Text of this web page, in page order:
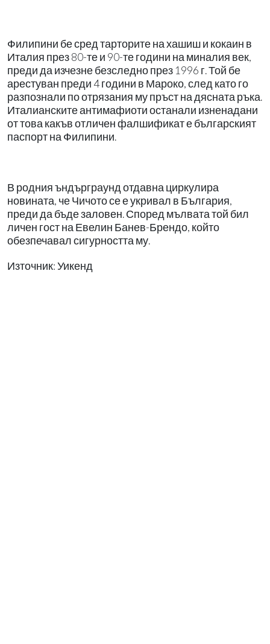
Филипини бе сред тарторите на хашиш и кокаин в
Италия през 80-те и 90-те години на миналия век,
преди да изчезне безследно през 1996 г. Той бе
арестуван преди 4 години в Мароко, след като го
разпознали по отрязания му пръст на дясната ръка.
Италианските антимафиоти останали изненадани
от това какъв отличен фалшификат е българският
паспорт на Филипини.
В родния ъндърграунд отдавна циркулира
новината, че Чичото се е укривал в България,
преди да бъде заловен. Според мълвата той бил
личен гост на Евелин Банев-Брендо, който
обезпечавал сигурността му.
Източник: Уикенд